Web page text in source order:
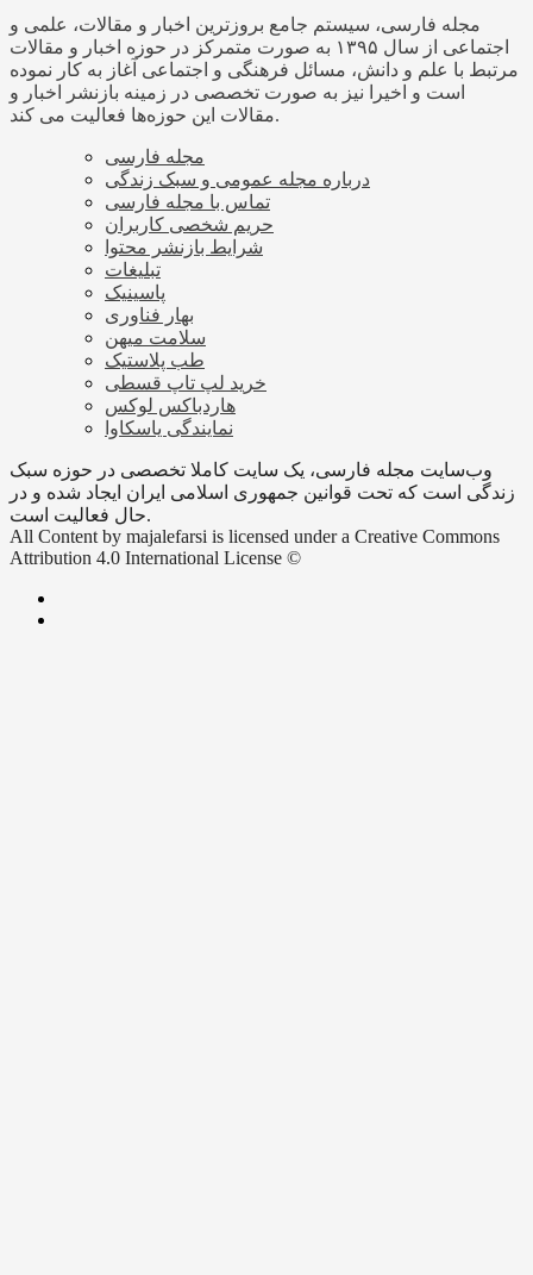
مجله فارسی، سیستم جامع بروزترین اخبار و مقالات، علمی و
اجتماعی از سال ۱۳۹۵ به صورت متمرکز در حوزه اخبار و مقالات
مرتبط با علم و دانش، مسائل فرهنگی و اجتماعی آغاز به کار نموده
است و اخیرا نیز به صورت تخصصی در زمینه بازنشر اخبار و
مقالات این حوزه‌ها فعالیت می کند.
مجله فارسی
درباره مجله عمومی و سبک زندگی
تماس با مجله فارسی
حریم شخصی کاربران
شرایط بازنشر محتوا
تبلیغات
پاسینیک
بهار فناوری
سلامت میهن
طب پلاستیک
خرید لپ تاپ قسطی
هاردباکس لوکس
نمایندگی یاسکاوا
وب‌سایت مجله فارسی، یک سایت کاملا تخصصی در حوزه سبک
زندگی است که تحت قوانین جمهوری اسلامی ایران ایجاد شده و در
حال فعالیت است.
All Content by majalefarsi is licensed under a Creative Commons
Attribution 4.0 International License ©️